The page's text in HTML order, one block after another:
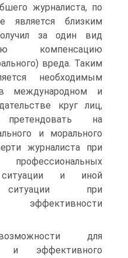
журналиста, по
является близким
за один вид
компенсацию
вреда. Таким
необходимым
международном и
круг лиц,
на
и морального
журналиста при
и иной
ситуации при
для
и эффективного